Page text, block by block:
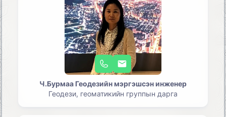
Ч.Бурмаа Геодезийн мэргэшсэн инженер
Геодези, геоматикийн группын дарга